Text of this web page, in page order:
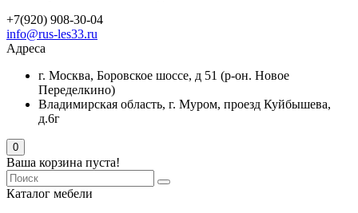
+7(920) 908-30-04
info@rus-les33.ru
Адреса
г. Москва, Боровское шоссе, д 51 (р-он. Новое
Переделкино)
Владимирская область, г. Муром, проезд Куйбышева,
д.6г
0
Ваша корзина пуста!
Каталог мебели